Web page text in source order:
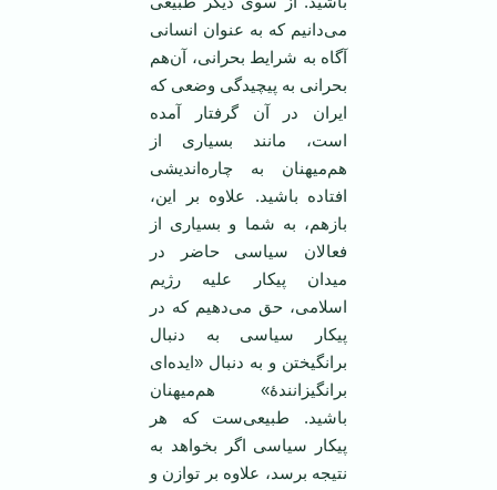
می‌دانیم که به عنوان انسانی
آگاه به شرایط بحرانی، آن‌هم
بحرانی به پیچیدگی وضعی که
ایران در آن گرفتار آمده
است، مانند بسیاری از
هم‌میهنان به چاره‌اندیشی
افتاده‌ باشید. علاوه بر این،
بازهم، به شما و بسیاری از
فعالان سیاسی حاضر در
میدان پیکار علیه رژیم
اسلامی، حق می‌دهیم که در
پیکار سیاسی به دنبال
برانگیختن و به دنبال «ایده‌ای
برانگیزانندۀ» هم‌میهنان
باشید. طبیعی‌ست که هر
پیکار سیاسی اگر بخواهد به
نتیجه برسد، علاوه بر توازن و